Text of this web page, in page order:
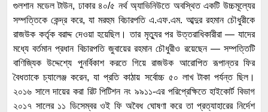
গুলশান মডেল টাউন, ঢাকার ৪০/৫ নর্থ অ্যাভিনিউতে অবস্থিত একটি উচ্চমূল্যের
সম্পত্তিকে কেন্দ্র করে, যা মরহুম বিচারপতি এ.এফ.এম. আব্দুর রহমান চৌধুরীকে
রাজউক কর্তৃক বরাদ্দ দেওয়া হয়েছিল। তার মৃত্যুর পর উত্তরাধিকারীরা — যাদের
মধ্যে বর্তমান প্রধান বিচারপতি জুবায়ের রহমান চৌধুরীও রয়েছেন — সম্পত্তিটি
বাণিজ্যিক উদ্দেশ্যে পুনর্বিকাশ করতে গিয়ে রাজউক আরোপিত রূপান্তর ফির
বৈধতাকে চ্যালেঞ্জ করেন, যা প্রতি কাঠায় সর্বোচ্চ ৫০ লাখ টাকা পর্যন্ত ছিল।
২০১৬ সালে দায়ের করা রিট পিটিশন নং ৯৯১১-এর পরিপ্রেক্ষিতে হাইকোর্ট বিভাগ
২০১৭ সালের ১১ ডিসেম্বর ওই ফি অবৈধ ঘোষণা করে তা প্রত্যাহারের নির্দেশ